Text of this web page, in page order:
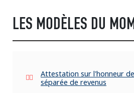
LES MODÈLES DU
Attestation sur l'honneur
séparée de revenus